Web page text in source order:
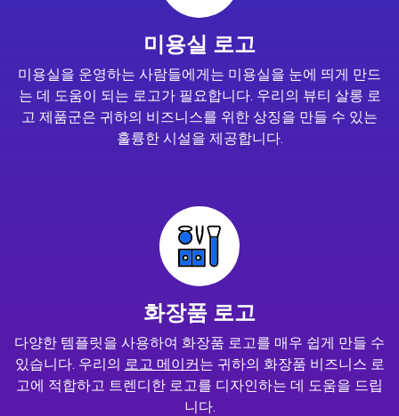
미용실 로고
미용실을 운영하는 사람들에게는 미용실을 눈에 띄게 만드
는 데 도움이 되는 로고가 필요합니다. 우리의 뷰티 살롱 로
고 제품군은 귀하의 비즈니스를 위한 상징을 만들 수 있는
훌륭한 시설을 제공합니다.
화장품 로고
다양한 템플릿을 사용하여 화장품 로고를 매우 쉽게 만들 수
있습니다. 우리의 로고 메이커는 귀하의 화장품 비즈니스 로
고에 적합하고 트렌디한 로고를 디자인하는 데 도움을 드립
니다.